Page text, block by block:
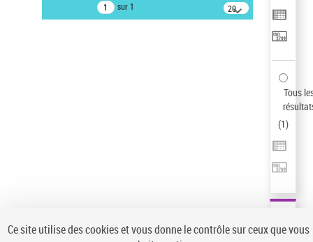
Type de notice d'autorité
sur 1
20
résultats/page
Tous
(1)
Ce site utilise des cookies et vous donne le contrôle sur ceux que vous